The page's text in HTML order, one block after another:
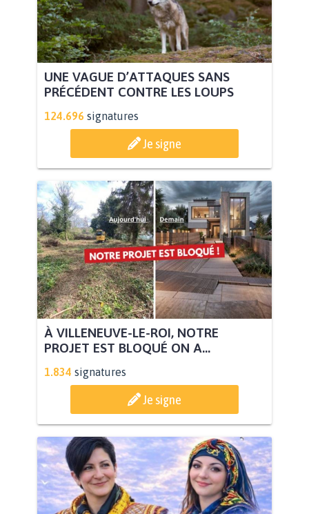
UNE VAGUE D’ATTAQUES SANS
PRÉCÉDENT CONTRE LES LOUPS
124.696 signatures
Je signe
À VILLENEUVE-LE-ROI, NOTRE
PROJET EST BLOQUÉ ON A...
1.834 signatures
Je signe